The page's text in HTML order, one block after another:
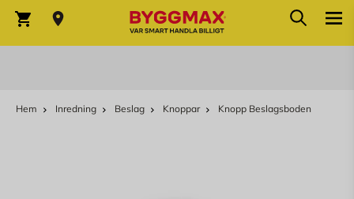
Varukorg Sök
Hem Inredning Beslag Knoppar Knopp Beslagsboden